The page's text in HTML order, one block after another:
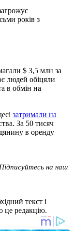
років з
$ 3,5 млн за
людей обіцяли
в обмін на
затримали на
За 50 тисяч
в оренду
на наш
текст і
це редакцію.